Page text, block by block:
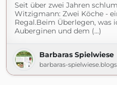
Seit über zwei Jahren
Witzigmann: Zwei Köche -
Regal.Beim Überlegen, was
Auberginen und dem (...)
Barbaras Spielwiese
barbaras-